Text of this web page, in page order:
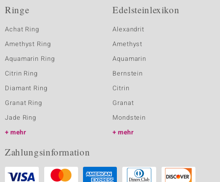
Ringe
Achat Ring
Amethyst Ring
Aquamarin Ring
Citrin Ring
Diamant Ring
Granat Ring
Jade Ring
mehr
Edelsteinlexikon
Alexandrit
Amethyst
Aquamarin
Bernstein
Citrin
Granat
Mondstein
mehr
Zahlungsinformation